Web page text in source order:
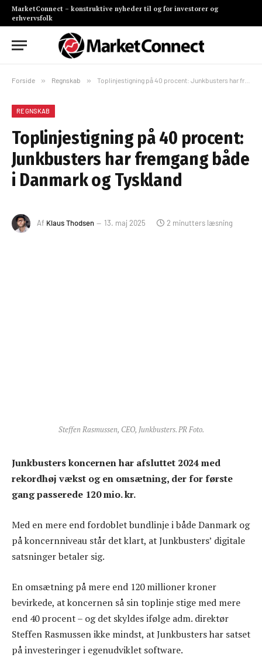
MarketConnect – konstruktive nyheder til og for investorer og
erhvervsfolk
Forside » Regnskab » Toplinjestigning på 40 procent: Junkbusters har fremgang både i Danmark og Tyskland
REGNSKAB
Toplinjestigning på 40 procent:
Junkbusters har fremgang både
i Danmark og Tyskland
Af Klaus Thodsen 13. maj 2025 2 minutters læsning
Steffen Rasmussen, CEO, Junkbusters. PR Foto.
Junkbusters koncernen har afsluttet 2024 med
rekordhøj vækst og en omsætning, der for første
gang passerede 120 mio. kr.
Med en mere end fordoblet bundlinje i både Danmark og
på koncernniveau står det klart, at Junkbusters’ digitale
satsninger betaler sig.
En omsætning på mere end 120 millioner kroner
bevirkede, at koncernen så sin toplinje stige med mere
end 40 procent – og det skyldes ifølge adm. direktør
Steffen Rasmussen ikke mindst, at Junkbusters har satset
på investeringer i egenudviklet software.